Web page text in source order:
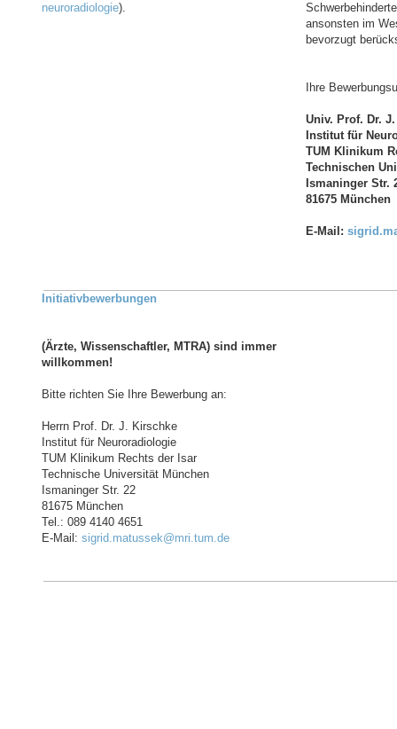
neuroradiologie).
ansonsten im
bevorzugt
Ihre
Univ. Prof. Dr.
Institut für
TUM Klinikum
Technischen
Ismaninger Str.
81675 München
E-Mail:
Initiativbewerbungen
(Ärzte, Wissenschaftler, MTRA) sind immer
willkommen!
Bitte richten Sie Ihre Bewerbung an:
Herrn Prof. Dr. J. Kirschke
Institut für Neuroradiologie
TUM Klinikum Rechts der Isar
Technische Universität München
Ismaninger Str. 22
81675 München
Tel.: 089 4140 4651
E-Mail: sigrid.matussek@mri.tum.de